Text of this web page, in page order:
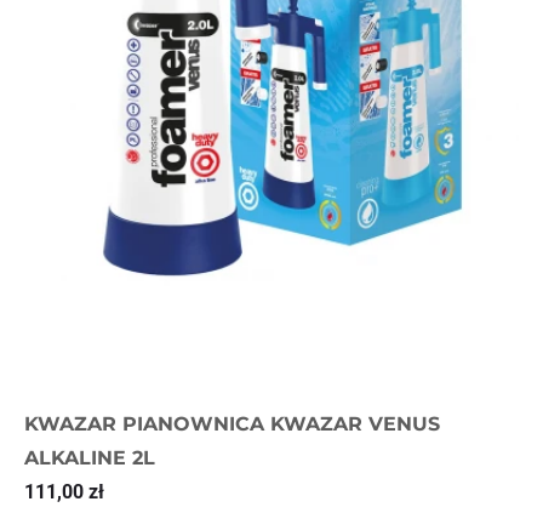
KWAZAR PIANOWNICA KWAZAR VENUS
ALKALINE 2L
111,00 zł